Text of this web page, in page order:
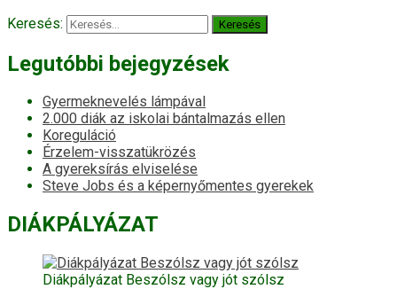
Keresés:
Legutóbbi bejegyzések
Gyermeknevelés lámpával
2.000 diák az iskolai bántalmazás ellen
Koreguláció
Érzelem-visszatükrözés
A gyereksírás elviselése
Steve Jobs és a képernyőmentes gyerekek
DIÁKPÁLYÁZAT
Diákpályázat Beszólsz vagy jót szólsz